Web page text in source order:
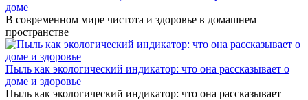
доме
В современном мире чистота и здоровье в домашнем
пространстве
Пыль как экологический индикатор: что она рассказывает о
доме и здоровье
Пыль как экологический индикатор: что она рассказывает